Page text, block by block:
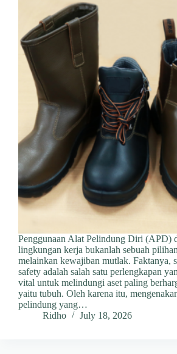
Penggunaan Alat Pelindung Diri (APD)
lingkungan kerja bukanlah sebuah
melainkan kewajiban mutlak. Faktanya,
safety adalah salah satu perlengkapan
vital untuk melindungi aset paling
yaitu tubuh. Oleh karena itu,
pelindung yang…
Ridho
July 18, 2026